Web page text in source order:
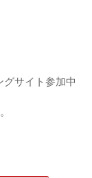
サイト参加中